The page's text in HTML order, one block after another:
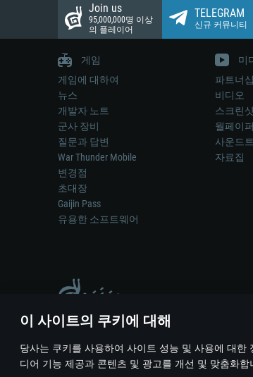
이 사이트의 쿠키에 대해
당사는 쿠키를 사용하여 사이트 성능 및 사용에 대한
디어 기능 제공과 콘텐츠 및 광고를 개선 및 맞춤화합
Join us
95,000,000명 이상
의 플레이어
TELEGRAM
신규 커뮤니티
게임
게임에 대하여
뉴스
개발자 노트
군사 장비
질문과 답변
War Thunder Mobile
변경점
초대장
Gaijin Pass
유용한 소프트웨어
미
파트너십
비디오
스크린
월페이퍼
사운드
자료집
게임 에서 어떠한 현실의 무기나 차량을 묘
© 2011—2026 Gaijin Games Kft. All trademarks,
이용 약관